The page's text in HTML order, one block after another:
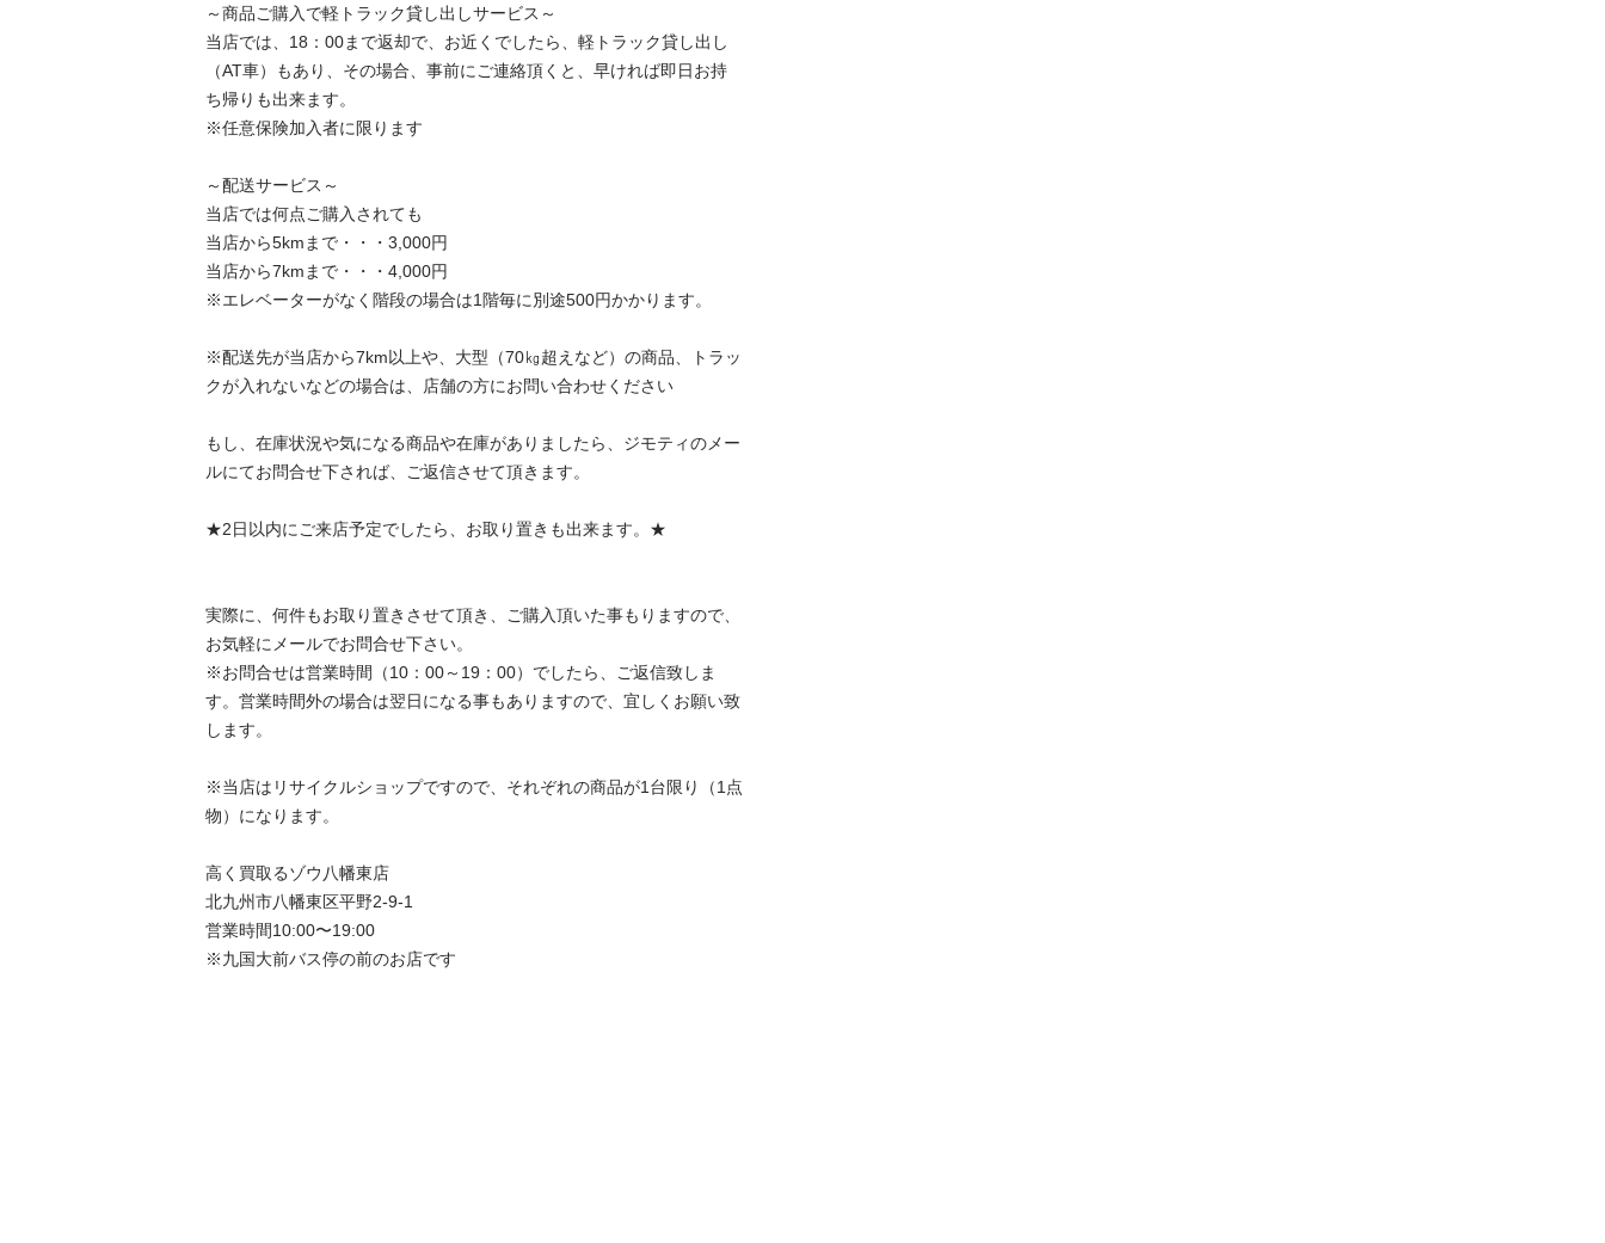
～商品ご購入で軽トラック貸し出しサービス～
当店では、18：00まで返却で、お近くでしたら、軽トラック貸し出し
（AT車）もあり、その場合、事前にご連絡頂くと、早ければ即日お持
ち帰りも出来ます。
※任意保険加入者に限ります
～配送サービス～
当店では何点ご購入されても
当店から5kmまで・・・3,000円
当店から7kmまで・・・4,000円
※エレベーターがなく階段の場合は1階毎に別途500円かかります。
※配送先が当店から7km以上や、大型（70㎏超えなど）の商品、トラッ
クが入れないなどの場合は、店舗の方にお問い合わせください
もし、在庫状況や気になる商品や在庫がありましたら、ジモティのメー
ルにてお問合せ下されば、ご返信させて頂きます。
★2日以内にご来店予定でしたら、お取り置きも出来ます。★
実際に、何件もお取り置きさせて頂き、ご購入頂いた事もりますので、
お気軽にメールでお問合せ下さい。
※お問合せは営業時間（10：00～19：00）でしたら、ご返信致しま
す。営業時間外の場合は翌日になる事もありますので、宜しくお願い致
します。
※当店はリサイクルショップですので、それぞれの商品が1台限り（1点
物）になります。
高く買取るゾウ八幡東店
北九州市八幡東区平野2-9-1
営業時間10:00〜19:00
※九国大前バス停の前のお店です